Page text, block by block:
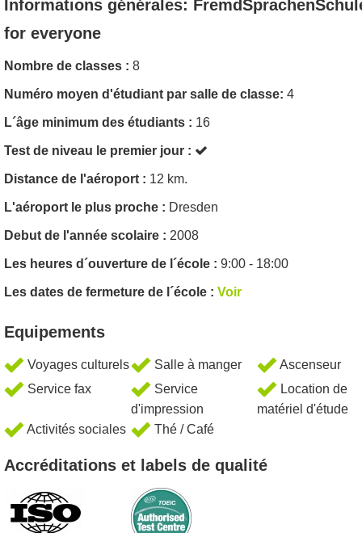
Informations générales:
for everyone
Nombre de classes : 8
Numéro moyen d'étudiant par salle de classe: 4
L´âge minimum des étudiants : 16
Test de niveau le premier jour :
Distance de l'aéroport : 12 km.
L'aéroport le plus proche : Dresden
Debut de l'année scolaire : 2008
Les heures d´ouverture de l´école : 9:00 - 18:00
Les dates de fermeture de l´école : Voir
Equipements
Voyages culturels Salle à manger
Ascenseur
Service fax
Service
d'impression
Location de
matériel d'étude
Activités sociales
Thé / Café
Accréditations et labels de qualité